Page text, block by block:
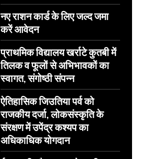
नए राशन कार्ड के लिए जल्द जमा
करें आवेदन
प्राथमिक विद्यालय खर्राटे कुतबी में
तिलक व फूलों से अभिभावकों का
स्वागत, संगोष्ठी संपन्न
ऐतिहासिक जिउतिया पर्व को
राजकीय दर्जा, लोकसंस्कृति के
संरक्षण में उपेंद्र कश्यप का
अधिकाधिक योगदान